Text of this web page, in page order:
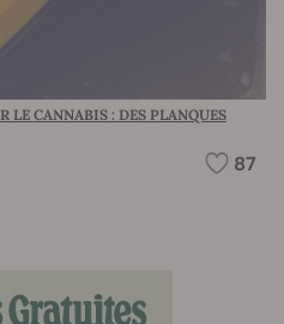
LE CANNABIS : DES PLANQUES
87